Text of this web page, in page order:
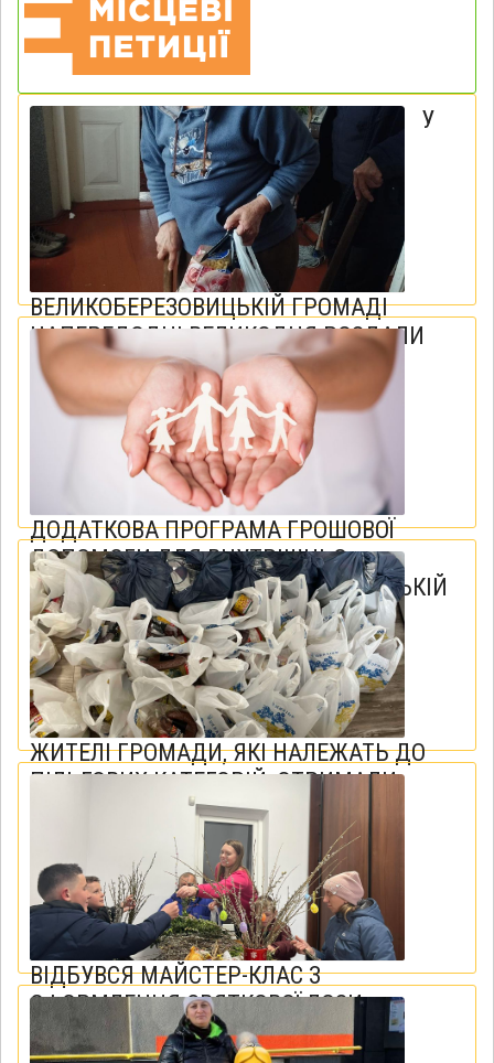
У
ВЕЛИКОБЕРЕЗОВИЦЬКІЙ ГРОМАДІ
НАПЕРЕДОДНІ ВЕЛИКОДНЯ РОЗДАЛИ
350 “ВЕЛИКОДНІХ КОШИКІВ” ДЛЯ
ПОТРЕБУЮЧИХ МЕШКАНЦІВ
09 квітня 2026
ДОДАТКОВА ПРОГРАМА ГРОШОВОЇ
ДОПОМОГИ ДЛЯ ВНУТРІШНЬО
ПЕРЕМІЩЕНИХ ОСІБ В ТЕРНОПІЛЬСЬКІЙ
ОБЛАСТІ
18 грудня 2023
ЖИТЕЛІ ГРОМАДИ, ЯКІ НАЛЕЖАТЬ ДО
ПІЛЬГОВИХ КАТЕГОРІЙ, ОТРИМАЛИ
ПРОДУКТОВІ НАБОРИ
ВІДБУВСЯ МАЙСТЕР-КЛАС З
ОФОРМЛЕННЯ СВЯТКОВОЇ ЛОЗИ
07 квітня 2023